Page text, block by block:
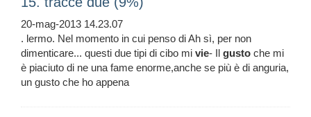
20-mag-2013 14.23.07
. lermo. Nel momento in cui penso di Ah sì, per non
dimenticare... questi due tipi di cibo mi vie- Il gusto che mi
è piaciuto di ne una fame enorme,anche se più è di anguria,
un gusto che ho appena